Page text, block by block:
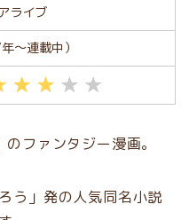
ライブ
〜連載中）
ファンタジー漫画。
う」発の人気同名小説